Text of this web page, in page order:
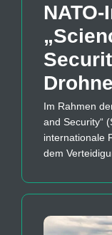
Im Rahmen
and Security“
internationale
dem